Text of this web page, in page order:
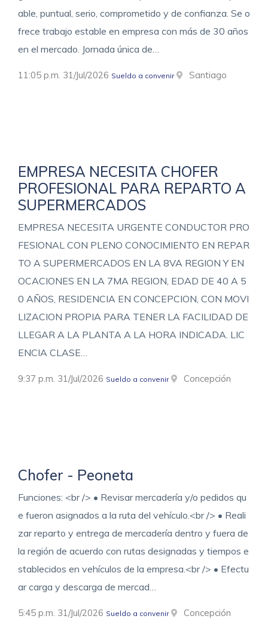
able, puntual, serio, comprometido y de confianza. Se o
frece trabajo estable en empresa con más de 30 años
en el mercado. Jornada única de…
11:05 p.m. 31/Jul/2026 Sueldo a convenir Santiago
EMPRESA NECESITA CHOFER
PROFESIONAL PARA REPARTO A
SUPERMERCADOS
EMPRESA NECESITA URGENTE CONDUCTOR PRO
FESIONAL CON PLENO CONOCIMIENTO EN REPAR
TO A SUPERMERCADOS EN LA 8VA REGION Y EN
OCACIONES EN LA 7MA REGION, EDAD DE 40 A 5
0 AÑOS, RESIDENCIA EN CONCEPCION, CON MOVI
LIZACION PROPIA PARA TENER LA FACILIDAD DE
LLEGAR A LA PLANTA A LA HORA INDICADA. LIC
ENCIA CLASE…
9:37 p.m. 31/Jul/2026 Sueldo a convenir Concepción
Chofer - Peoneta
Funciones: <br /> • Revisar mercadería y/o pedidos qu
e fueron asignados a la ruta del vehículo.<br /> • Reali
zar reparto y entrega de mercadería dentro y fuera de
la región de acuerdo con rutas designadas y tiempos e
stablecidos en vehículos de la empresa.<br /> • Efectu
ar carga y descarga de mercad…
5:45 p.m. 31/Jul/2026 Sueldo a convenir Concepción